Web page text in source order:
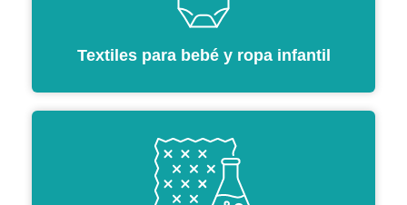
Textiles para bebé y ropa infantil